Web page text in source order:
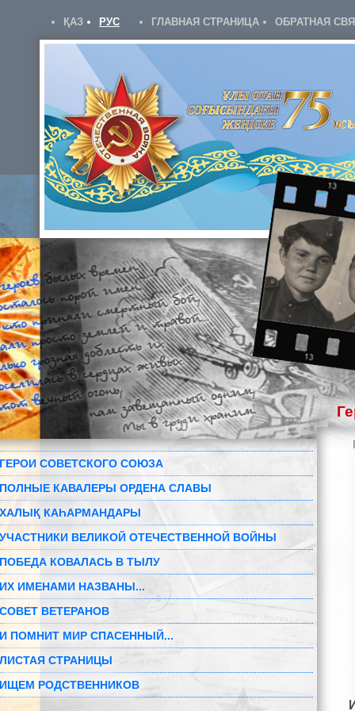
ҚАЗ РУС ГЛАВНАЯ СТРАНИЦА ОБРАТНАЯ
ГЕРОИ СОВЕТСКОГО СОЮЗА
ПОЛНЫЕ КАВАЛЕРЫ ОРДЕНА СЛАВЫ
ХАЛЫҚ КАҺАРМАНДАРЫ
УЧАСТНИКИ ВЕЛИКОЙ ОТЕЧЕСТВЕННОЙ ВОЙНЫ
ПОБЕДА КОВАЛАСЬ В ТЫЛУ
ИХ ИМЕНАМИ НАЗВАНЫ...
СОВЕТ ВЕТЕРАНОВ
И ПОМНИТ МИР СПАСЕННЫЙ...
ЛИСТАЯ СТРАНИЦЫ
ИЩЕМ РОДСТВЕННИКОВ